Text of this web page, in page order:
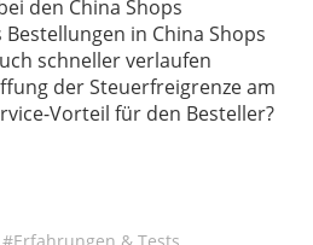
den China Shops
in China Shops
schneller verlaufen
der Steuerfreigrenze am
Vorteil für den Besteller?